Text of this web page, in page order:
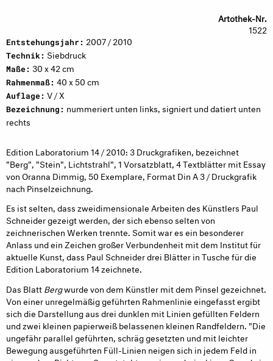
Artothek-Nr.
1522
Entstehungsjahr: 2007 / 2010
Technik: Siebdruck
Maße: 30 x 42 cm
Rahmenmaß: 40 x 50 cm
Auflage: V / X
Bezeichnung: nummeriert unten links, signiert und datiert unten
rechts
Edition Laboratorium 14 / 2010: 3 Druckgrafiken, bezeichnet
"Berg", "Stein", Lichtstrahl", 1 Vorsatzblatt, 4 Textblätter mit Essay
von Oranna Dimmig, 50 Exemplare, Format Din A 3 / Druckgrafik
nach Pinselzeichnung.
Es ist selten, dass zweidimensionale Arbeiten des Künstlers Paul
Schneider gezeigt werden, der sich ebenso selten von
zeichnerischen Werken trennte. Somit war es ein besonderer
Anlass und ein Zeichen großer Verbundenheit mit dem Institut für
aktuelle Kunst, dass Paul Schneider drei Blätter in Tusche für die
Edition Laboratorium 14 zeichnete.
Das BlattBergwurde von dem Künstler mit dem Pinsel gezeichnet.
Von einer unregelmäßig geführten Rahmenlinie eingefasst ergibt
sich die Darstellung aus drei dunklen mit Linien gefüllten Feldern
und zwei kleinen papierweiß belassenen kleinen Randfeldern. "Die
ungefähr parallel geführten, schräg gesetzten und mit leichter
Bewegung ausgeführten Füll-Linien neigen sich in jedem Feld in